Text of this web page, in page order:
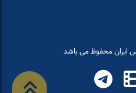
ایران محفوظ می باشد